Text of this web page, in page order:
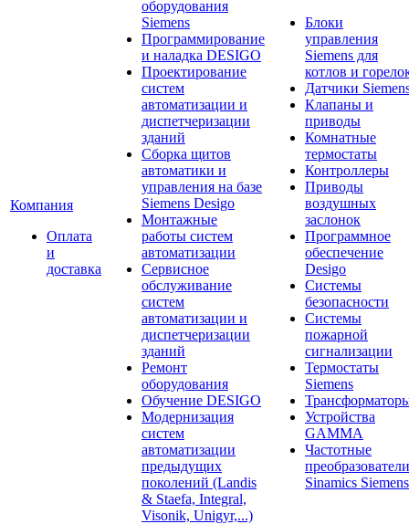
Компания
Оплата
и
доставка
оборудования
Siemens
Программирование
и наладка DESIGO
Проектирование
систем
автоматизации и
диспетчеризации
зданий
Сборка щитов
автоматики и
управления на базе
Siemens Desigo
Монтажные
работы систем
автоматизации
Сервисное
обслуживание
систем
автоматизации и
диспетчеризации
зданий
Ремонт
оборудования
Обучение DESIGO
Модернизация
систем
автоматизации
предыдущих
поколений (Landis
& Staefa, Integral,
Visonik, Unigyr,...)
Блоки
управления
Siemens для
котлов и
Датчики
Клапаны и
приводы
Комнатные
термостаты
Контроллеры
Приводы
воздушных
заслонок
Программное
обеспечение
Desigo
Системы
безопасности
Системы
пожарной
сигнализации
Термостаты
Siemens
Устройства
GAMMA
Частотные
преобразователи
Sinamics Siemens